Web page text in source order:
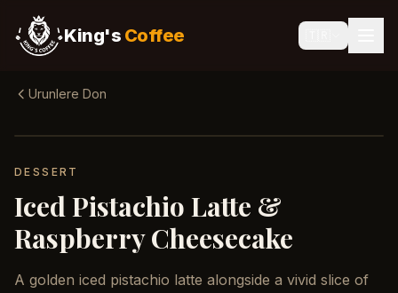
King's Coffee
Urunlere Don
DESSERT
Iced Pistachio Latte &
Raspberry Cheesecake
A golden iced pistachio latte alongside a vivid slice of